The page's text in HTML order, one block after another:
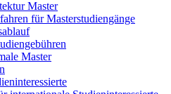
Master
für Masterstudiengänge
Master